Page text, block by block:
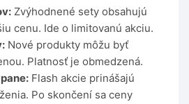
Zvýhodnené sety obsahujú
cenu. Ide o limitovanú akciu.
Nové produkty môžu byť
Platnosť je obmedzená.
Flash akcie prinášajú
Po skončení sa ceny